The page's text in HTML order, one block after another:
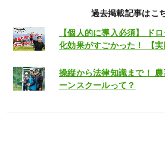
過去掲載記事はこ
【個人的に導入必須】 ド
化効果がすごかった！ 【実
操縦から法律知識まで！
ーンスクールって？